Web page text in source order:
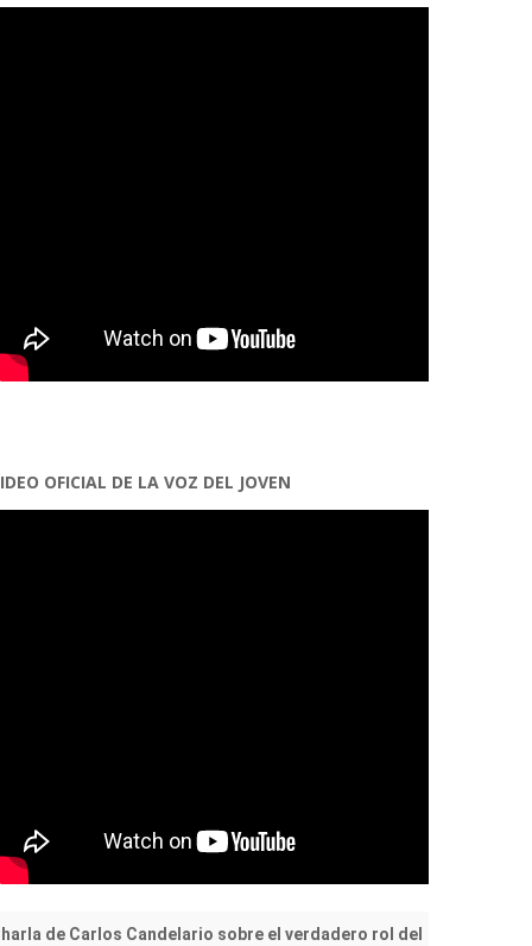
OFICIAL DE LA VOZ DEL JOVEN
de Carlos Candelario sobre el verdadero rol del